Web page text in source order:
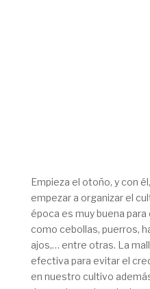
Empieza el otoño, y con
empezar a organizar el
época es muy buena
como cebollas, puerros,
ajos,… entre otras. La
efectiva para evitar el
en nuestro cultivo